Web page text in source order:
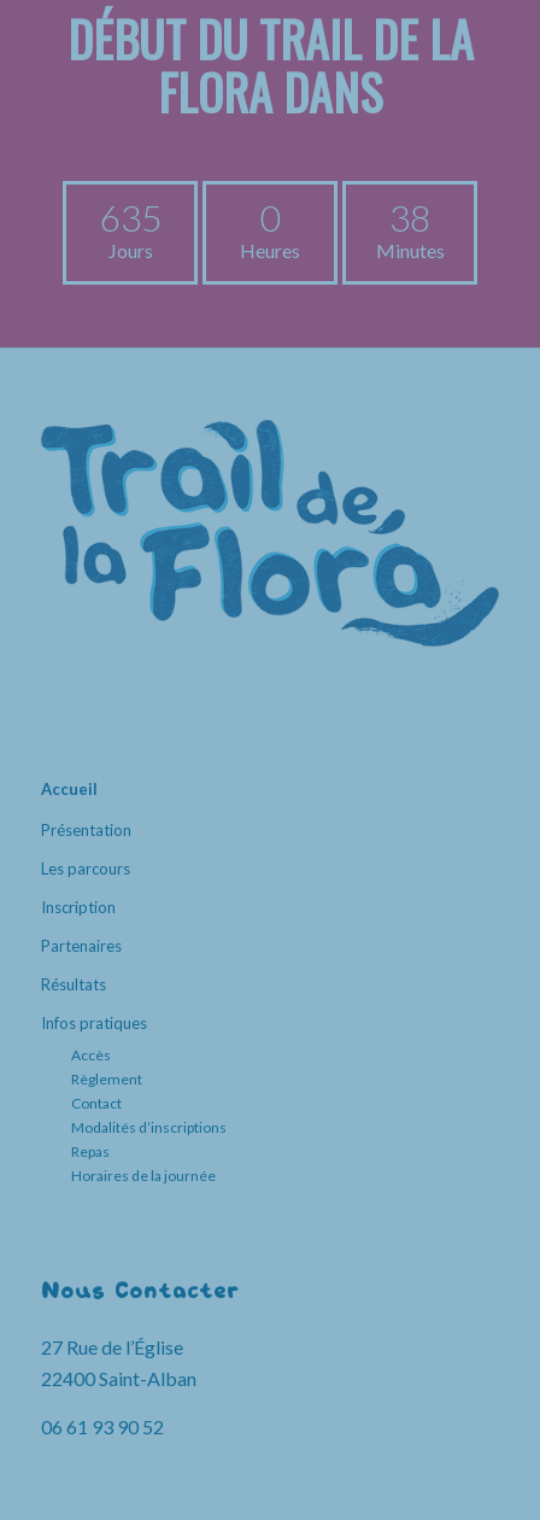
DÉBUT DU TRAIL DE LA
FLORA DANS
635
Jours
0
Heures
38
Minutes
Accueil
Présentation
Les parcours
Inscription
Partenaires
Résultats
Infos pratiques
Accès
Règlement
Contact
Modalités d’inscriptions
Repas
Horaires de la journée
Nous Contacter
27 Rue de l’Église
22400 Saint-Alban
06 61 93 90 52